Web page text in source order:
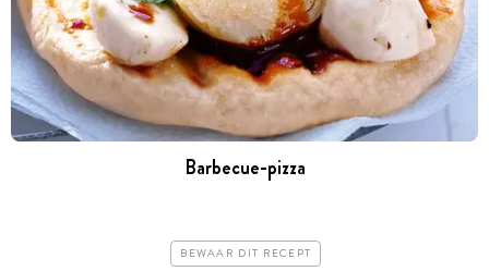
Barbecue-pizza
BEWAAR DIT RECEPT